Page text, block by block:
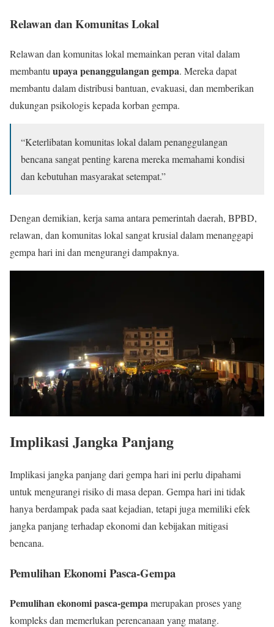
Relawan dan Komunitas Lokal
Relawan dan komunitas lokal memainkan peran vital dalam
membantu upaya penanggulangan gempa. Mereka dapat
membantu dalam distribusi bantuan, evakuasi, dan memberikan
dukungan psikologis kepada korban gempa.
“Keterlibatan komunitas lokal dalam penanggulangan
bencana sangat penting karena mereka memahami kondisi
dan kebutuhan masyarakat setempat.”
Dengan demikian, kerja sama antara pemerintah daerah, BPBD,
relawan, dan komunitas lokal sangat krusial dalam menanggapi
gempa hari ini dan mengurangi dampaknya.
Implikasi Jangka Panjang
Implikasi jangka panjang dari gempa hari ini perlu dipahami
untuk mengurangi risiko di masa depan. Gempa hari ini tidak
hanya berdampak pada saat kejadian, tetapi juga memiliki efek
jangka panjang terhadap ekonomi dan kebijakan mitigasi
bencana.
Pemulihan Ekonomi Pasca-Gempa
Pemulihan ekonomi pasca-gempamerupakan proses yang
kompleks dan memerlukan perencanaan yang matang.